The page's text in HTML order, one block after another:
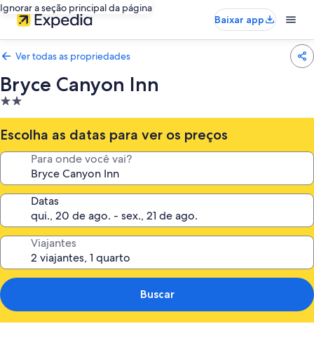
Ignorar a seção principal da página
Baixar app
Ver todas as propriedades
Bryce Canyon Inn
Propriedade
2.0
estrelas
Escolha as datas para ver os preços
Para onde você vai?
Datas
Viajantes
Buscar